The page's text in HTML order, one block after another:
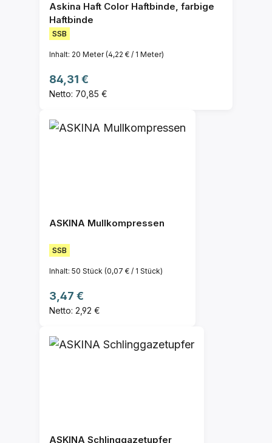
Askina Haft Color Haftbinde, farbige
Haftbinde
SSB
Inhalt: 20 Meter(4,22 € / 1 Meter)
Regulärer Preis:
84,31 €
Netto: 70,85 €
ASKINA Mullkompressen
SSB
Inhalt: 50 Stück (0,07 € / 1 Stück)
Regulärer Preis:
3,47 €
Netto: 2,92 €
ASKINA Schlinggazetupfer